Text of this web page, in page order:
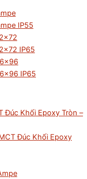
IP55
IP65
IP65
Đúc Khối Epoxy Tròn –
Đúc Khối Epoxy